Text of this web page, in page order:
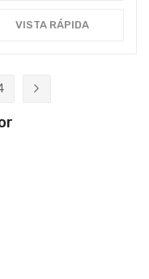
VISTA RÁPIDA
página